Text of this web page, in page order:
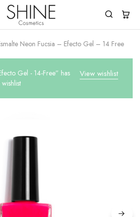
Neon Fucsia – Efecto Gel – 14 Free
View wishlist
Gel - 14-Free” has